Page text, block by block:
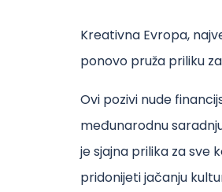
Kreativna Evropa,
ponovo pruža priliku
Ovi pozivi nude
međunarodnu
je sjajna prilika za sve
pridonijeti jačanju